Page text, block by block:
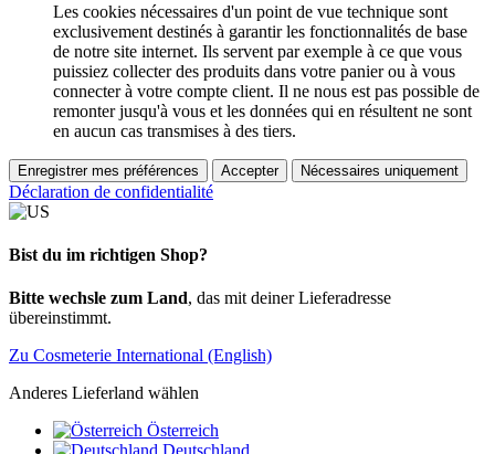
Les cookies nécessaires d'un point de vue technique sont
exclusivement destinés à garantir les fonctionnalités de base
de notre site internet. Ils servent par exemple à ce que vous
puissiez collecter des produits dans votre panier ou à vous
connecter à votre compte client. Il ne nous est pas possible de
remonter jusqu'à vous et les données qui en résultent ne sont
en aucun cas transmises à des tiers.
Enregistrer mes préférences Accepter Nécessaires uniquement
Déclaration de confidentialité
Bist du im richtigen Shop?
Bitte wechsle zum Land, das mit deiner Lieferadresse
übereinstimmt.
Zu Cosmeterie International (English)
Anderes Lieferland wählen
Österreich